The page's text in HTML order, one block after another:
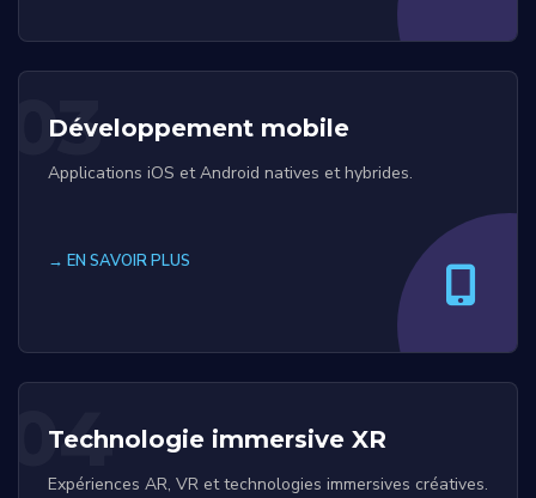
03
Développement mobile
Applications iOS et Android natives et hybrides.
→ EN SAVOIR PLUS
04
Technologie immersive XR
Expériences AR, VR et technologies immersives créatives.